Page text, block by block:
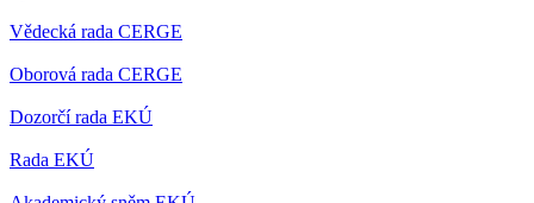
Vědecká rada CERGE
Oborová rada CERGE
Dozorčí rada EKÚ
Rada EKÚ